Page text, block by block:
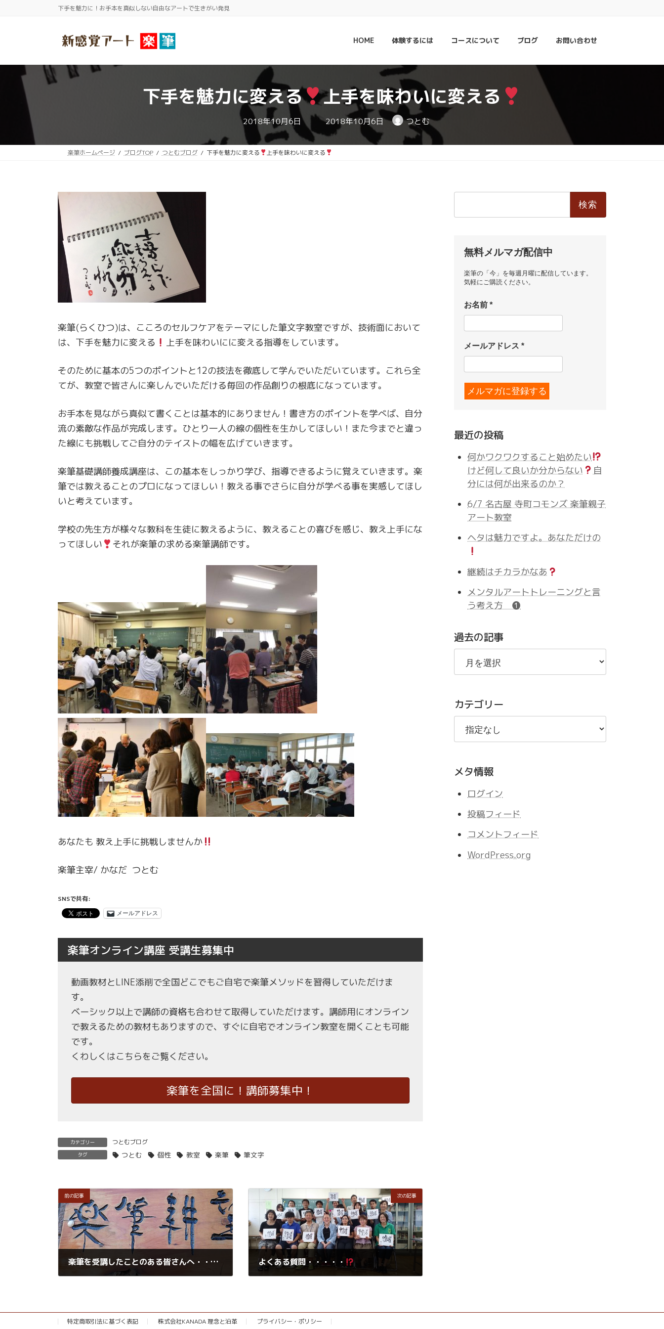
下手を魅力に！お手本を真似しない自由なアートで生きがい発見
HOME 体験するには コースについて ブログ お問い合わせ
下手を魅力に変える 上手を味わいに変える
2018年10月6日 最
終
更
日
時
2018年10月6日 つとむ
楽筆ホームページ ブログTOP つとむブログ 下手を魅力に変える 上手を味わいに変える
楽筆(らくひつ)は、こころのセルフケアをテーマにした筆文字教室ですが、技術面において
は、下手を魅力に変える
上手を味わいにに変える指導をしています。
そのために基本の5つのポイントと12の技法を徹底して学んでいただいています。これら全
てが、教室で皆さんに楽しんでいただける毎回の作品創りの根底になっています。
お手本を見ながら真似て書くことは基本的にありません！書き方のポイントを学べば、自分
流の素敵な作品が完成します。ひとり一人の線の個性を生かしてほしい！また今までと違っ
た線にも挑戦してご自分のテイストの幅を広げていきます。
楽筆基礎講師養成講座は、この基本をしっかり学び、指導できるように覚えていきます。楽
筆では教えることのプロになってほしい！教える事でさらに自分が学べる事を実感してほし
いと考えています。
学校の先生方が様々な教科を生徒に教えるように、教えることの喜びを感じ、教え上手にな
ってほしい
それが楽筆の求める楽筆講師です。
あなたも 教え上手に挑戦しませんか
楽筆主宰/ かなだ つとむ
SNSで共有:
メールアドレス
楽筆オンライン講座 受講生募集中
動画教材とLINE添削で全国どこでもご自宅で楽筆メソッドを習得していただけま
す。
ベーシック以上で講師の資格も合わせて取得していただけます。講師用にオンライン
で教えるための教材もありますので、すぐに自宅でオンライン教室を開くことも可能
です。
くわしくはこちらをご覧ください。
楽筆を全国に！講師募集中！
カテゴリー つとむブログ
タグ つとむ 個性 教室 楽筆 筆文字
前の記事
楽筆を受講したことのある皆さんへ・・・お知らせです。
次の記事
よくある質問・・・・・
無料メルマガ配信中
楽筆の「今」を毎週月曜に配信しています。
気軽にご購読ください。
お名前*
メールアドレス*
最近の投稿
何かワクワクすること始めたい
けど何して良いか分からない
自
分には何が出来るのか？
6/7 名古屋 寺町コモンズ 楽筆親子
アート教室
ヘタは魅力ですよ。あなただけの
継続はチカラかなあ
メンタルアートトレーニングと言
う考え方 ❶
過去の記事
過
の
事
カテゴリー
メタ情報
ログイン
投稿フィード
コメントフィード
WordPress.org
特定商取引法に基づく表記 株式会社KANADA 理念と沿革 プライバシー・ポリシー